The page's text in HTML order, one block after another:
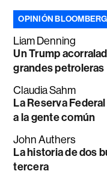
OPINIÓN BLOOMBERG
Liam Denning
Un Trump
grandes petroleras
Claudia Sahm
La Reserva
a la gente común
John Authers
La historia de dos
tercera